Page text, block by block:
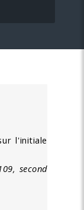
l'initiale
second